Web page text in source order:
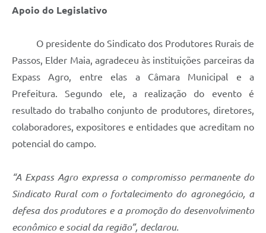
Apoio do Legislativo
O presidente do Sindicato dos Produtores Rurais de
Passos, Elder Maia, agradeceu às instituições parceiras da
Expass Agro, entre elas a Câmara Municipal e a
Prefeitura. Segundo ele, a realização do evento é
resultado do trabalho conjunto de produtores, diretores,
colaboradores, expositores e entidades que acreditam no
potencial do campo.
“A Expass Agro expressa o compromisso permanente do
Sindicato Rural com o fortalecimento do agronegócio, a
defesa dos produtores e a promoção do desenvolvimento
econômico e social da região”, declarou.